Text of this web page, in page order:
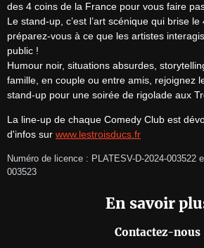
des 4 coins de la France pour vous faire
Le stand-up, c’est l’art scénique qui brise
préparez-vous à ce que les artistes
public !
Humour noir, situations absurdes,
famille, en couple ou entre amis, rejoignez
stand-up pour une soirée de rigolade aux
La line-up de chaque Comedy Club est
d'infos sur www.lestroisducs.fr
Numéro de licence : PLATESV-D-2024-003522
003523
En savoir
Contactez-nous